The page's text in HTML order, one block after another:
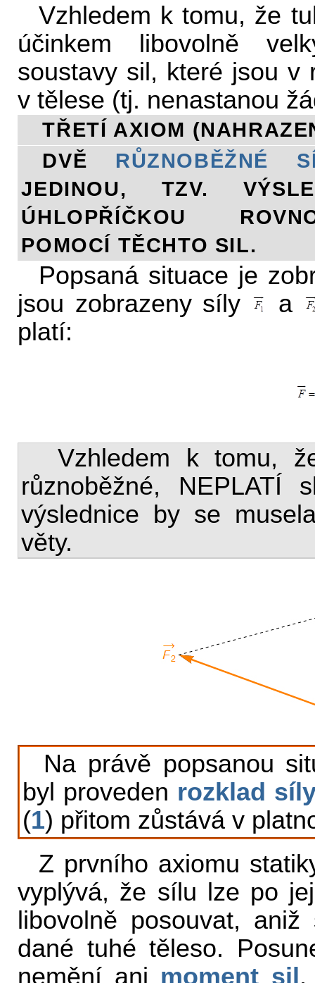
Vzhledem k tomu, že
účinkem libovolně
soustavy sil, které jsou v
v tělese (tj. nenastanou
TŘETÍ AXIOM
DVĚ RŮZNOBĚŽNÉ
JEDINOU, TZV.
ÚHLOPŘÍČKOU
POMOCÍ TĚCHTO SIL.
Popsaná situace je
jsou zobrazeny síly
a
platí:
Vzhledem k tomu,
různoběžné, NEPLATÍ
výslednice by se
věty.
Na právě popsanou
byl proveden rozklad
(1) přitom zůstává v
Z prvního axiomu
vyplývá, že sílu lze po
libovolně posouvat,
dané tuhé těleso.
nemění ani moment sil,